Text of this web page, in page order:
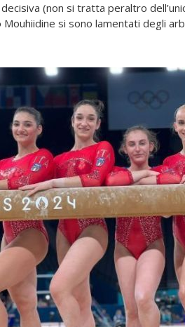
(non si tratta peraltro
si sono lamentati degli